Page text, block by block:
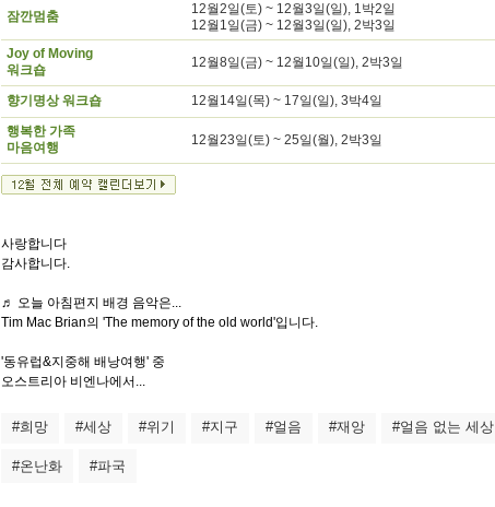
잠깐멈춤
12월2일(토) ~ 12월3일(일), 1박2일
12월1일(금) ~ 12월3일(일), 2박3일
Joy of Moving
워크숍
12월8일(금) ~ 12월10일(일), 2박3일
향기명상 워크숍 12월14일(목) ~ 17일(일), 3박4일
행복한 가족
마음여행
12월23일(토) ~ 25일(월), 2박3일
사랑합니다
감사합니다.
♬ 오늘 아침편지 배경 음악은...
Tim Mac Brian의 'The memory of the old world'입니다.
'동유럽&지중해 배낭여행' 중
오스트리아 비엔나에서...
#희망 #세상 #위기 #지구 #얼음 #재앙 #얼음 없는 세상
#온난화 #파국